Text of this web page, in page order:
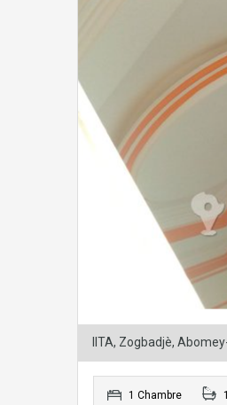
IITA, Zogbadjè,
1 Chambre